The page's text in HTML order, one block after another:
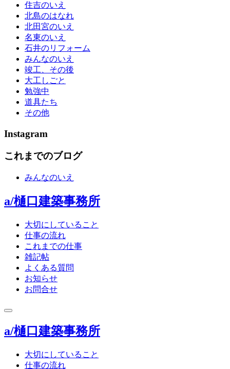
住吉のいえ
北島のはなれ
北田宮のいえ
名東のいえ
石井のリフォーム
みんなのいえ
竣工、その後
大工しごと
勉強中
道具たち
その他
Instagram
これまでのブログ
みんなのいえ
a/樋口建築事務所
大切にしていること
仕事の流れ
これまでの仕事
雑記帖
よくある質問
お知らせ
お問合せ
toggle
a/樋口建築事務所
大切にしていること
仕事の流れ